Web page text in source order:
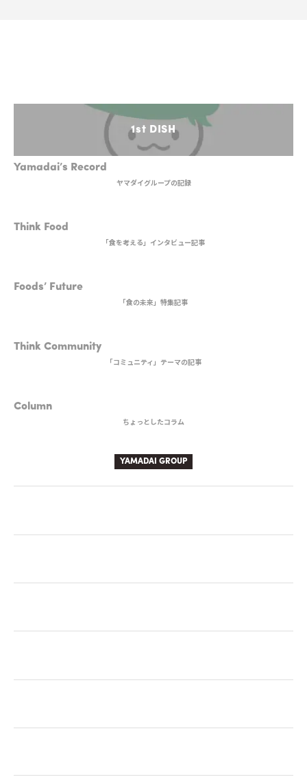
1st DISH
Yamadai’s Record
ヤマダイグループの記録
Think Food
「食を考える」インタビュー記事
Foods’ Future
「食の未来」特集記事
Think Community
「コミュニティ」テーマの記事
Column
ちょっとしたコラム
YAMADAI GROUP